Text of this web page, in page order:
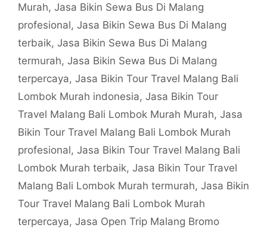
Murah, Jasa Bikin Sewa Bus Di Malang
profesional, Jasa Bikin Sewa Bus Di Malang
terbaik, Jasa Bikin Sewa Bus Di Malang
termurah, Jasa Bikin Sewa Bus Di Malang
terpercaya, Jasa Bikin Tour Travel Malang Bali
Lombok Murah indonesia, Jasa Bikin Tour
Travel Malang Bali Lombok Murah Murah, Jasa
Bikin Tour Travel Malang Bali Lombok Murah
profesional, Jasa Bikin Tour Travel Malang Bali
Lombok Murah terbaik, Jasa Bikin Tour Travel
Malang Bali Lombok Murah termurah, Jasa Bikin
Tour Travel Malang Bali Lombok Murah
terpercaya, Jasa Open Trip Malang Bromo